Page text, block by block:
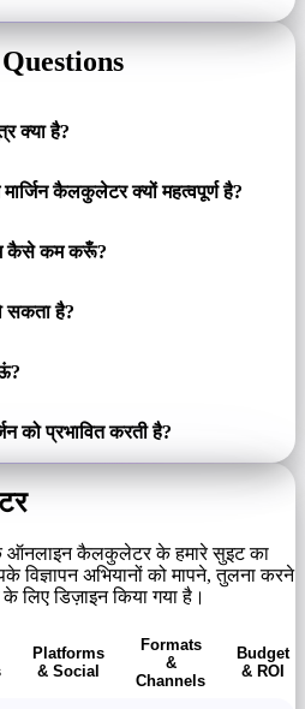
क्या है?
कैलकुलेटर क्यों महत्वपूर्ण है?
कैसे कम करूँ?
सकता है?
को प्रभावित करती है?
ऑनलाइन कैलकुलेटर के हमारे सुइट का
अभियानों को मापने, तुलना करने
डिज़ाइन किया गया है।
Platforms
& Social
Formats
&
Channels
Budget
& ROI